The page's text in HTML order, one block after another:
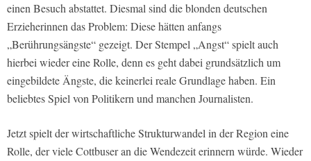
einen Besuch abstattet. Diesmal sind die blonden deutschen
Erzieherinnen das Problem: Diese hätten anfangs
„Berührungsängste“ gezeigt. Der Stempel „Angst“ spielt auch
hierbei wieder eine Rolle, denn es geht dabei grundsätzlich um
eingebildete Ängste, die keinerlei reale Grundlage haben. Ein
beliebtes Spiel von Politikern und manchen Journalisten.
Jetzt spielt der wirtschaftliche Strukturwandel in der Region eine
Rolle, der viele Cottbuser an die Wendezeit erinnern würde. Wieder